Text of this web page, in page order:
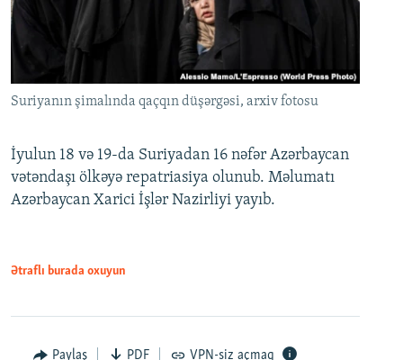
Suriyanın şimalında qaçqın düşərgəsi, arxiv fotosu
İyulun 18 və 19-da Suriyadan 16 nəfər Azərbaycan
vətəndaşı ölkəyə repatriasiya olunub. Məlumatı
Azərbaycan Xarici İşlər Nazirliyi yayıb.
Ətraflı burada oxuyun
Paylaş PDF VPN-siz açmaq